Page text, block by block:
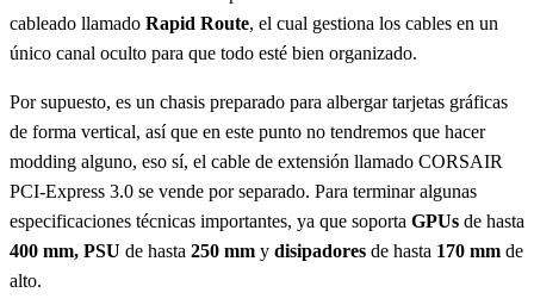
cableado llamado Rapid Route, el cual gestiona los cables en un
único canal oculto para que todo esté bien organizado.
Por supuesto, es un chasis preparado para albergar tarjetas gráficas
de forma vertical, así que en este punto no tendremos que hacer
modding alguno, eso sí, el cable de extensión llamado CORSAIR
PCI-Express 3.0 se vende por separado. Para terminar algunas
especificaciones técnicas importantes, ya que soporta GPUs de hasta
400 mm, PSU de hasta 250 mm y disipadores de hasta 170 mm de
alto.